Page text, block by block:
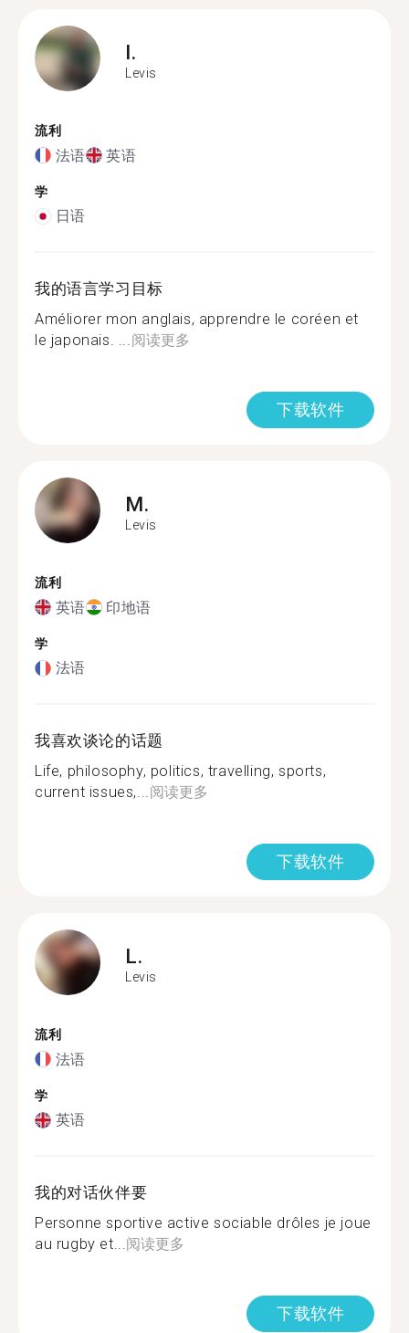
I.
Levis
流利
法语 英语
学
日语
我的语言学习目标
Améliorer mon anglais, apprendre le coréen et
le japonais. ...阅读更多
下载软件
M.
Levis
流利
英语 印地语
学
法语
我喜欢谈论的话题
Life, philosophy, politics, travelling, sports,
current issues,...阅读更多
下载软件
L.
Levis
流利
法语
学
英语
我的对话伙伴要
Personne sportive active sociable drôles je joue
au rugby et...阅读更多
下载软件